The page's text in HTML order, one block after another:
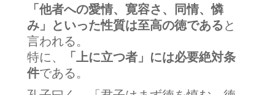
「他者への愛情、寛容さ、同情、憐
み」といった性質は至高の徳であると
言われる。
特に、
「上に立つ者」には必要絶対条
件である。